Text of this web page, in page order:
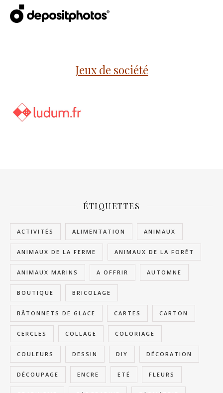
Jeux de société
ÉTIQUETTES
ACTIVITÉS ALIMENTATION ANIMAUX
ANIMAUX DE LA FERME ANIMAUX DE LA FORÊT
ANIMAUX MARINS A OFFRIR AUTOMNE
BOUTIQUE BRICOLAGE
BÂTONNETS DE GLACE CARTES CARTON
CERCLES COLLAGE COLORIAGE
COULEURS DESSIN DIY DÉCORATION
DÉCOUPAGE ENCRE ETÉ FLEURS